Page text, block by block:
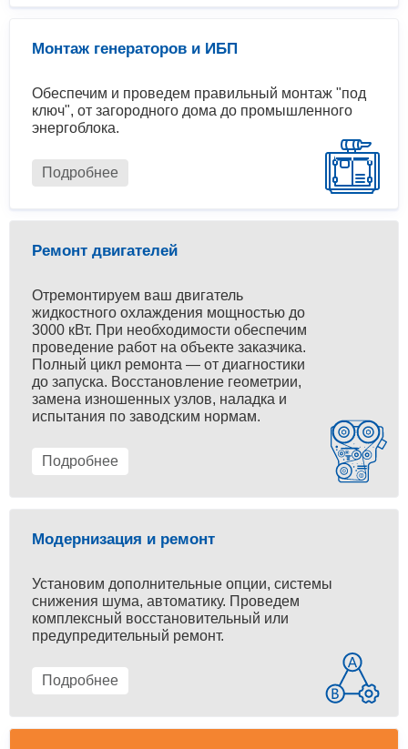
Монтаж генераторов и ИБП
Обеспечим и проведем правильный монтаж "под
ключ", от загородного дома до промышленного
энергоблока.
Подробнее
Ремонт двигателей
Отремонтируем ваш двигатель
жидкостного охлаждения мощностью до
3000 кВт. При необходимости обеспечим
проведение работ на объекте заказчика.
Полный цикл ремонта — от диагностики
до запуска. Восстановление геометрии,
замена изношенных узлов, наладка и
испытания по заводским нормам.
Подробнее
Модернизация и ремонт
Установим дополнительные опции, системы
снижения шума, автоматику. Проведем
комплексный восстановительный или
предупредительный ремонт.
Подробнее